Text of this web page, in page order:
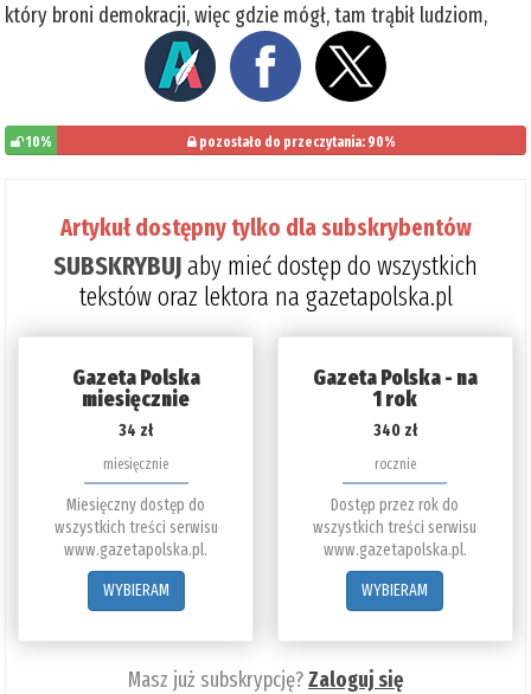
który broni demokracji, więc gdzie mógł, tam trąbił ludziom,
10% pozostało do przeczytania: 90%
Artykuł dostępny tylko dla subskrybentów
SUBSKRYBUJaby mieć dostęp do wszystkich
tekstów oraz lektora na gazetapolska.pl
Gazeta Polska
miesięcznie
34 zł
miesięcznie
Miesięczny dostęp do
wszystkich treści serwisu
www.gazetapolska.pl.
WYBIERAM
Gazeta Polska - na
1 rok
340 zł
rocznie
Dostęp przez rok do
wszystkich treści serwisu
www.gazetapolska.pl.
WYBIERAM
Masz już subskrypcję?Zaloguj się